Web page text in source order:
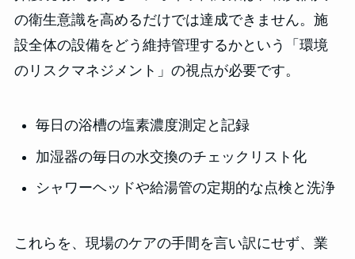
の衛生意識を高めるだけでは達成できません。施
設全体の設備をどう維持管理するかという「環境
のリスクマネジメント」の視点が必要です。
毎日の浴槽の塩素濃度測定と記録
加湿器の毎日の水交換のチェックリスト化
シャワーヘッドや給湯管の定期的な点検と洗浄
これらを、現場のケアの手間を言い訳にせず、業